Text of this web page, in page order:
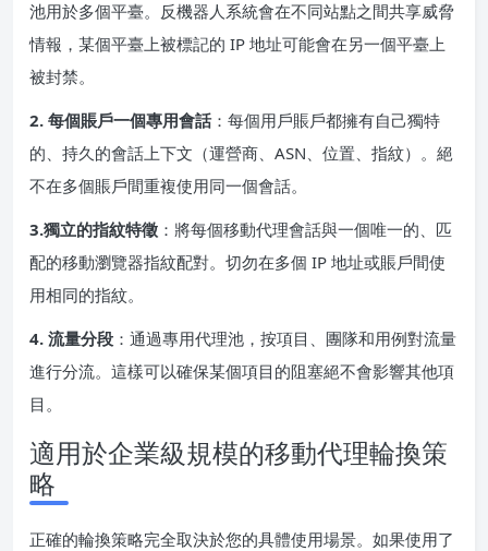
池用於多個平臺。反機器人系統會在不同站點之間共享威脅
情報，某個平臺上被標記的 IP 地址可能會在另一個平臺上
被封禁。
2. 每個賬戶一個專用會話：每個用戶賬戶都擁有自己獨特
的、持久的會話上下文（運營商、ASN、位置、指紋）。絕
不在多個賬戶間重複使用同一個會話。
3.獨立的指紋特徵 ：將每個移動代理會話與一個唯一的、匹
配的移動瀏覽器指紋配對。切勿在多個 IP 地址或賬戶間使
用相同的指紋。
4. 流量分段 ：通過專用代理池，按項目、團隊和用例對流量
進行分流。這樣可以確保某個項目的阻塞絕不會影響其他項
目。
適用於企業級規模的移動代理輪換策
略
正確的輪換策略完全取決於您的具體使用場景。如果使用了